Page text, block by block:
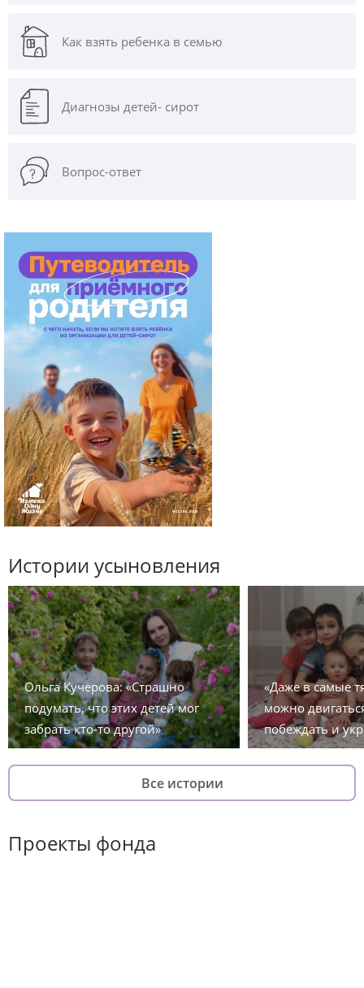
Как взять ребенка в семью
Диагнозы детей- сирот
Вопрос-ответ
Истории усыновления
Ольга Кучерова: «Страшно
подумать, что этих детей мог
забрать кто-то другой»
«Даже в самые
можно
побеждать и
Все истории
Проекты фонда